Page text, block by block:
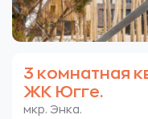
3 комнатная
ЖК Югге.
мкр. Энка.